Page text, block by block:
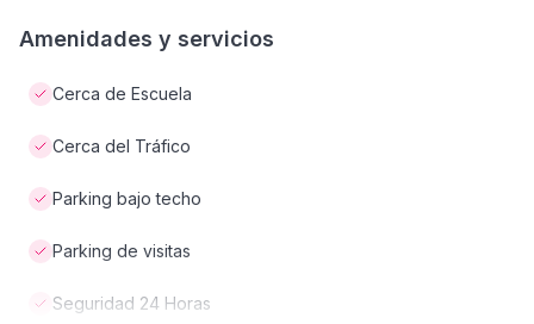
Amenidades y servicios
Cerca de Escuela
Cerca del Tráfico
Parking bajo techo
Parking de visitas
Seguridad 24 Horas